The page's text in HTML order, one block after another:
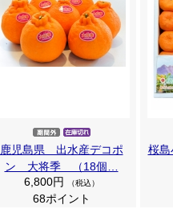
鹿児島県 出水産デコポ
ン 大将季 （18個…
6,800円
（税込）
68ポイント
桜